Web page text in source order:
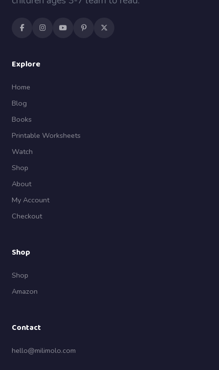
Explore
Home
Blog
Books
Printable Worksheets
Watch
Shop
About
My Account
Checkout
Shop
Shop
Amazon
Contact
hello@milimolo.com